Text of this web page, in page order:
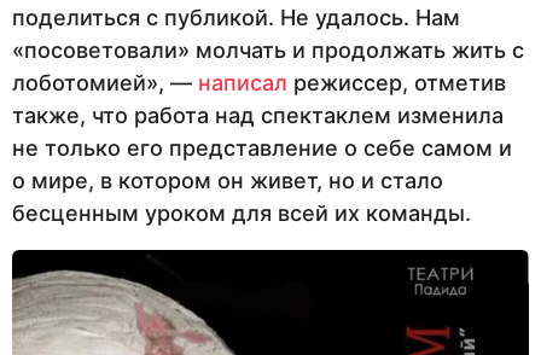
поделиться с публикой. Не удалось. Нам
«посоветовали» молчать и продолжать жить с
лоботомией», — написал режиссер, отметив
также, что работа над спектаклем изменила
не только его представление о себе самом и
о мире, в котором он живет, но и стало
бесценным уроком для всей их команды.